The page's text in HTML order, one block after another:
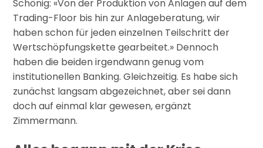
Schönig: «Von der Produktion von Anlagen auf dem
Trading-Floor bis hin zur Anlageberatung, wir
haben schon für jeden einzelnen Teilschritt der
Wertschöpfungskette gearbeitet.» Dennoch
haben die beiden irgendwann genug vom
institutionellen Banking. Gleichzeitig. Es habe sich
zunächst langsam abgezeichnet, aber sei dann
doch auf einmal klar gewesen, ergänzt
Zimmermann.